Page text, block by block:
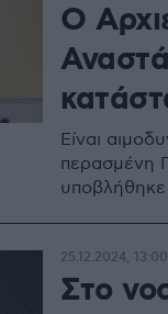
Ο
Είναι
περασμένη
υποβλήθηκε
Στο
25.12.2024, 13:00